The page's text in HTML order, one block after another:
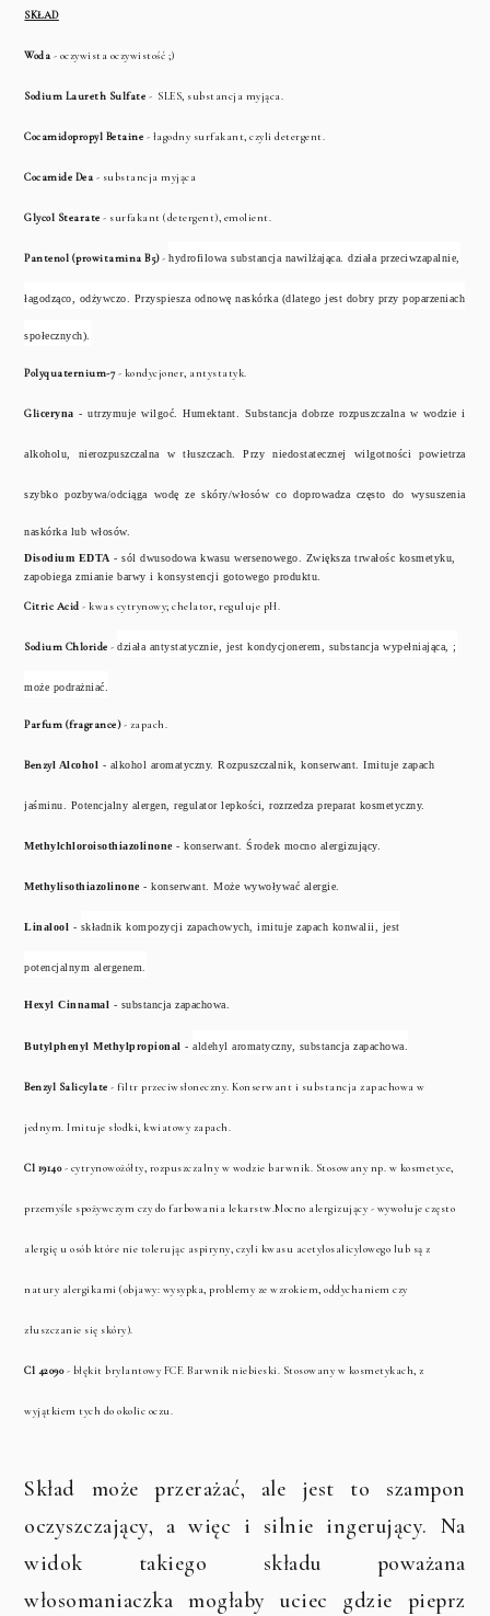
SKŁAD
Woda - oczywista oczywistość ;)
Sodium Laureth Sulfate - SLES, substancja myjąca.
Cocamidopropyl Betaine - łagodny surfakant, czyli detergent.
Cocamide Dea - substancja myjąca
Glycol Stearate - surfakant (detergent), emolient.
Pantenol (prowitamina B5)-hydrofilowa substancja nawilżająca. działa przeciwzapalnie,
łagodząco, odżywczo. Przyspiesza odnowę naskórka (dlatego jest dobry przy poparzeniach
społecznych).
Polyquaternium-7- kondycjoner, antystatyk.
Gliceryna - utrzymuje wilgoć. Humektant. Substancja dobrze rozpuszczalna w wodzie i
alkoholu, nierozpuszczalna w tłuszczach.Przy niedostatecznej wilgotności powietrza
szybko pozbywa/odciąga wodę ze skóry/włosów co doprowadza często do wysuszenia
naskórka lub włosów.
Disodium EDTA - sól dwusodowa kwasu wersenowego. Zwiększa trwałośc kosmetyku,
zapobiega zmianie barwy i konsystencji gotowego produktu.
Citric Acid - kwas cytrynowy; chelator, reguluje pH.
Sodium Chloride -działa antystatycznie, jest kondycjonerem, substancja wypełniająca, ;
może podrażniać.
Parfum (fragrance)- zapach.
Benzyl Alcohol - alkohol aromatyczny. Rozpuszczalnik, konserwant. Imituje zapach
jaśminu. Potencjalny alergen, regulator lepkości, rozrzedza preparat kosmetyczny.
Methylchloroisothiazolinone- konserwant. Środek mocno alergizujący.
Methylisothiazolinone- konserwant. Może wywoływać alergie.
Linalool - składnik kompozycji zapachowych, imituje zapach konwalii, jest
potencjalnym alergenem.
Hexyl Cinnamal - substancja zapachowa.
Butylphenyl Methylpropional-aldehyl aromatyczny, substancja zapachowa.
Benzyl Salicylate - filtr przeciwsłoneczny. Konserwant i substancja zapachowa w
jednym. Imituje słodki, kwiatowy zapach.
Cl 19140- cytrynowożółty, rozpuszczalny w wodzie barwnik. Stosowany np. w kosmetyce,
przemyśle spożywczym czy do farbowania lekarstw.Mocno alergizujący - wywołuje często
alergię u osób które nie tolerując aspiryny, czyli kwasu acetylosalicylowego lub są z
natury alergikami (objawy: wysypka, problemy ze wzrokiem, oddychaniem czy
złuszczanie się skóry).
Cl 42090- błękit brylantowy FCF. Barwnik niebieski. Stosowany w kosmetykach, z
wyjątkiem tych do okolic oczu.
Skład może przerażać, ale jest to szampon
oczyszczający, a więc i silnie ingerujący. Na
widok takiego składu poważana
włosomaniaczka mogłaby uciec gdzie pieprz